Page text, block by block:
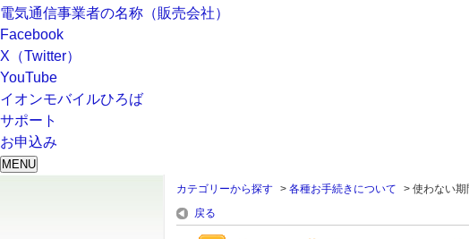
電気通信事業者の名称（販売会社）
Facebook
X（Twitter）
YouTube
イオンモバイルひろば
サポート
お申込み
MENU
カテゴリーから探す > 各種お手続きについて > 使わない
戻る